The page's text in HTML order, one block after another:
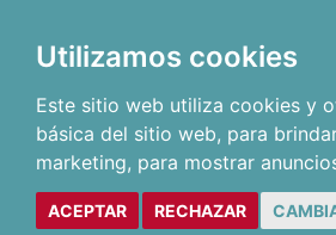
Utilizamos cookies
Este sitio web utiliza cookies y
básica del sitio web, para
marketing, para mostrar
ACEPTAR RECHAZAR